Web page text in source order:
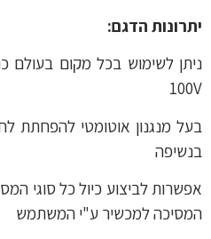
יתרונות הדגם:
100V
בעל מנגנון אוטומטי להפחתת
בנשיפה
אפשרות לביצוע כיול כל סוגי
המסיכה למכשיר ע"י המשתמש